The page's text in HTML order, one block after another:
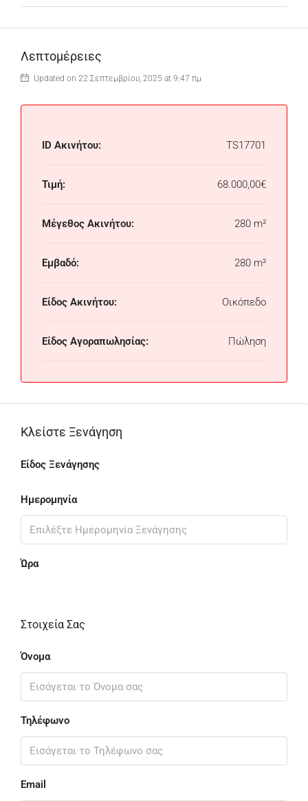
Λεπτομέρειες
Updated on 22 Σεπτεμβρίου, 2025 at 9:47 πμ
ID Ακινήτου: TS17701
Τιμή: 68.000,00€
Μέγεθος Ακινήτου: 280 m²
Εμβαδό: 280 m²
Είδος Ακινήτου: Οικόπεδο
Είδος Αγοραπωλησίας: Πώληση
Κλείστε Ξενάγηση
Είδος Ξενάγησης
Ημερομηνία
Ώρα
Στοιχεία Σας
Όνομα
Τηλέφωνο
Email